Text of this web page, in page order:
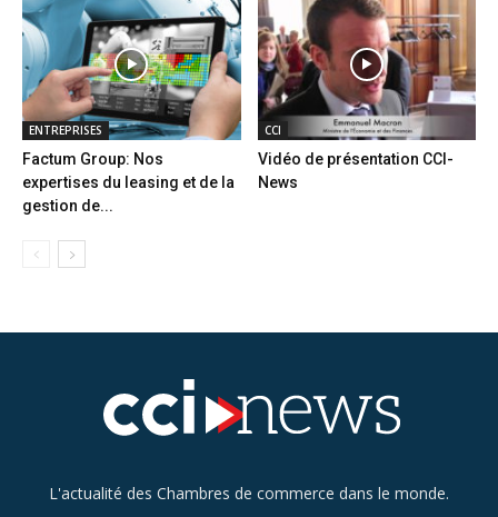
ENTREPRISES
Factum Group: Nos
expertises du leasing et de la
gestion de...
CCI
Vidéo de présentation CCI-
News
L'actualité des Chambres de commerce dans le monde.